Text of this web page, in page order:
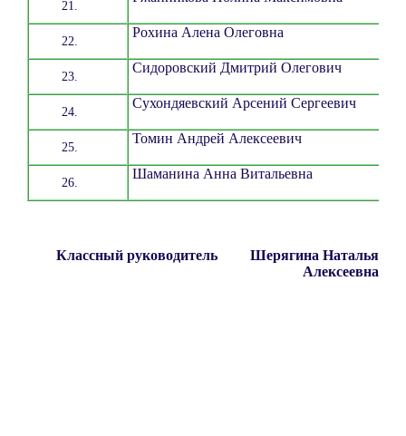
Рохина Алена Олеговна
Сидоровский Дмитрий Олегович
Сухондяевский Арсений Сергеевич
Томин Андрей Алексеевич
Шаманина Анна Витальевна
Классный руководитель Шерягина Наталья
Алексеевна